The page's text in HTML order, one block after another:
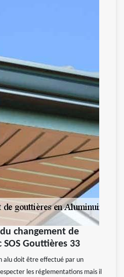
changement de
Gouttières 33
alu doit être effectué par un
les réglementations mais il